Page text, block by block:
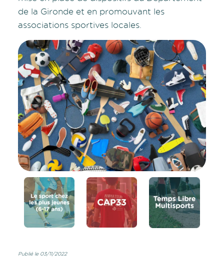
de la Gironde et en promouvant les
associations sportives locales.
Publié le 03/11/2022